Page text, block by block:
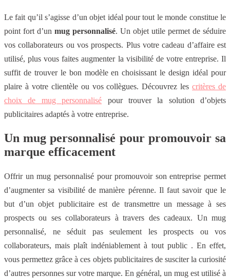
Le fait qu’il s’agisse d’un objet idéal pour tout le monde constitue le
point fort d’un mug personnalisé. Un objet utile permet de séduire
vos collaborateurs ou vos prospects. Plus votre cadeau d’affaire est
utilisé, plus vous faites augmenter la visibilité de votre entreprise. Il
suffit de trouver le bon modèle en choisissant le design idéal pour
plaire à votre clientèle ou vos collègues. Découvrez lescritères de
choix de mug personnalisé pour trouver la solution d’objets
publicitaires adaptés à votre entreprise.
Un mug personnalisé pour promouvoir sa
marque efficacement
Offrir un mug personnalisé pour promouvoir son entreprise permet
d’augmenter sa visibilité de manière pérenne. Il faut savoir que le
but d’un objet publicitaire est de transmettre un message à ses
prospects ou ses collaborateurs à travers des cadeaux. Un mug
personnalisé, ne séduit pas seulement les prospects ou vos
collaborateurs, mais plaît indéniablement à tout public . En effet,
vous permettez grâce à ces objets publicitaires de susciter la curiosité
d’autres personnes sur votre marque. En général, un mug est utilisé à